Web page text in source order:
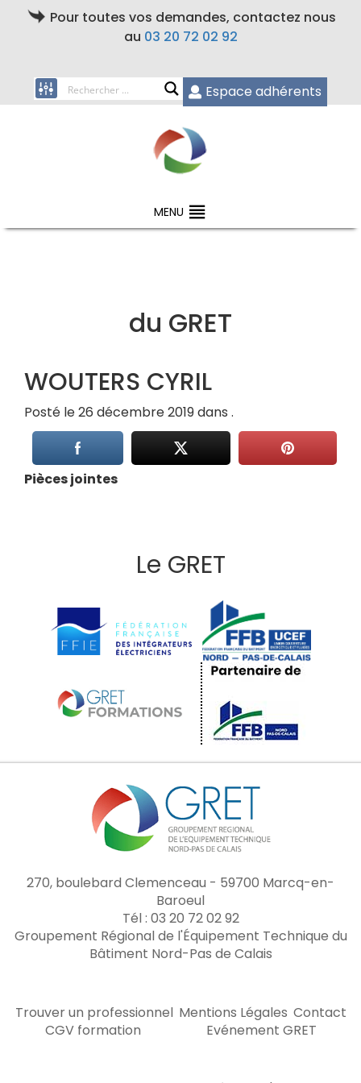
Pour toutes vos demandes, contactez nous
au 03 20 72 02 92
Espace adhérents
MENU
du GRET
WOUTERS CYRIL
Posté le 26 décembre 2019 dans .
Pièces jointes
Le GRET
270, boulebard Clemenceau - 59700 Marcq-en-
Baroeul
Tél : 03 20 72 02 92
Groupement Régional de l'Équipement Technique du
Bâtiment Nord-Pas de Calais
Trouver un professionnel Mentions Légales Contact
CGV formation
Evénement GRET